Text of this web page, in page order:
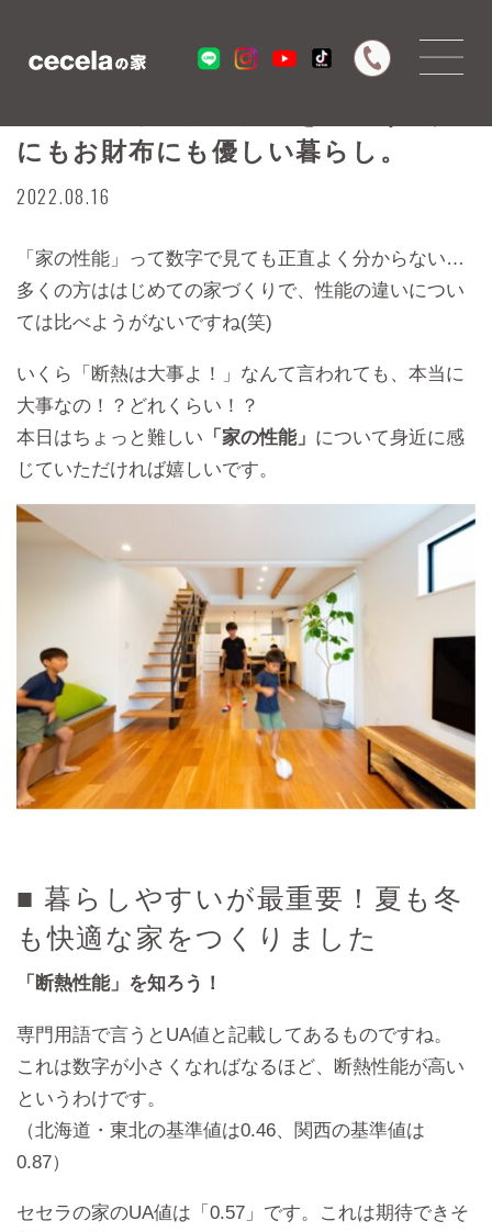
にもお財布にも優しい暮らし。
2022.08.16
「家の性能」って数字で見ても正直よく分からない…
多くの方ははじめての家づくりで、性能の違いについ
ては比べようがないですね(笑)
いくら「断熱は大事よ！」なんて言われても、本当に
大事なの！？どれくらい！？
本日はちょっと難しい 「家の性能」 について身近に感
じていただければ嬉しいです。
■ 暮らしやすいが最重要！夏も冬
も快適な家をつくりました
「断熱性能」を知ろう！
専門用語で言うとUA値と記載してあるものですね。
これは数字が小さくなればなるほど、断熱性能が高い
というわけです。
（北海道・東北の基準値は0.46、関西の基準値は
0.87）
セセラの家のUA値は「0.57」です。これは期待できそ